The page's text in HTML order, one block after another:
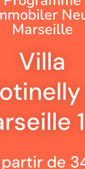
Marseille
Villa
de